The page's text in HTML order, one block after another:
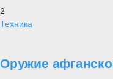
2
Техника
Оружие